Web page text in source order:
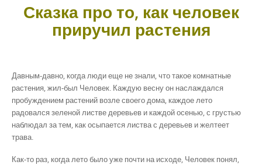
Сказка про то, как человек
приручил растения
Давным-давно, когда люди еще не знали, что такое комнатные
растения, жил-был Человек. Каждую весну он наслаждался
пробуждением растений возле своего дома, каждое лето
радовался зеленой листве деревьев и каждой осенью, с грустью
наблюдал за тем, как осыпается листва с деревьев и желтеет
трава.
Как-то раз, когда лето было уже почти на исходе, Человек понял,